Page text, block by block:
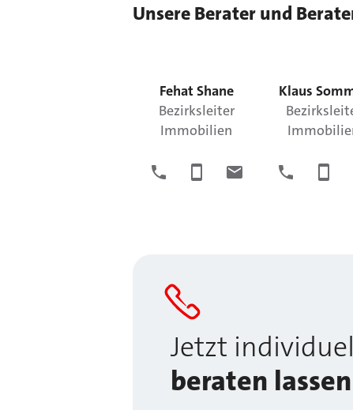
Unsere Berater und
FehatShane
Bezirksleiter
Immobilien
Klaus
Jetzt
beraten lassen